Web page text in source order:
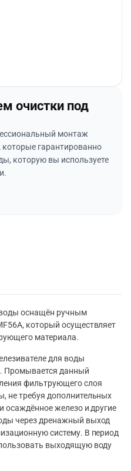
очистки под
монтаж
которые гарантированно
которую вы используете
оснащён ручным
который осуществляет
материала.
для воды
Промывается данный
фильтрующего слоя
не требуя дополнительных
осаждённое железо и другие
через дренажный выход
систему. В период
выходящую воду